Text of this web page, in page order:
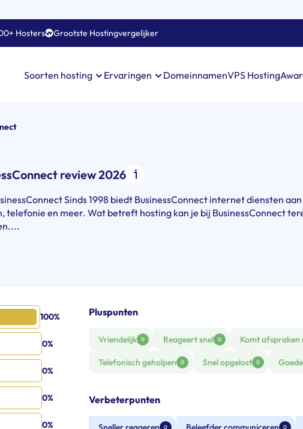
Hosters Grootste Hostingvergelijker
Soorten hosting Ervaringen DomeinnamenVPS Hosting
review 2026
Sinds 1998 biedt BusinessConnect internet diensten
telefonie en meer. Wat betreft hosting kan je bij BusinessConnect
100%
0%
0%
0%
0%
Pluspunten
Vriendelijk 0 Reageert snel 0 Komt afspraken
Telefonisch geholpen 0 Snel opgelost 0
Verbeterpunten
0 0